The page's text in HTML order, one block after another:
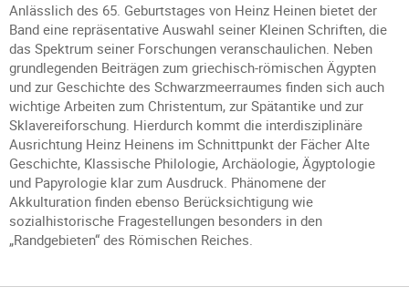
Anlässlich des 65. Geburtstages von Heinz Heinen bietet der
Band eine repräsentative Auswahl seiner Kleinen Schriften, die
das Spektrum seiner Forschungen veranschaulichen. Neben
grundlegenden Beiträgen zum griechisch-römischen Ägypten
und zur Geschichte des Schwarzmeerraumes finden sich auch
wichtige Arbeiten zum Christentum, zur Spätantike und zur
Sklaverei­forschung. Hierdurch kommt die inter­disziplinäre
Ausrichtung Heinz Heinens im Schnittpunkt der Fächer Alte
Geschichte, Klassische Philologie, Archäologie, Ägyptologie
und Papyrologie klar zum Ausdruck. Phänomene der
Akkulturation finden ebenso Berücksichtigung wie
sozialhistorische Fragestellungen besonders in den
„Randgebieten“ des Römischen Reiches.